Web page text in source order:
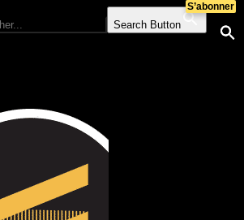
Search Button
S’abonner